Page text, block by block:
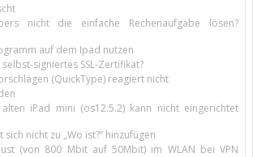
nicht die einfache Rechenaufgabe lösen?
auf dem Ipad nutzen
signiertes SSL-Zertifikat?
(QuickType) reagiert nicht
iPad mini (os12.5.2) kann nicht eingerichtet
nicht zu „Wo ist?“ hinzufügen
(von 800 Mbit auf 50Mbit) im WLAN bei VPN